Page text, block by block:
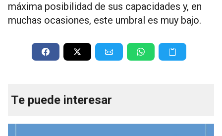
máxima posibilidad de sus capacidades y, en
muchas ocasiones, este umbral es muy bajo.
Te puede interesar